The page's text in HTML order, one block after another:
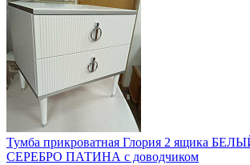
Тумба прикроватная Глория 2 ящика
СЕРЕБРО ПАТИНА с доводчиком